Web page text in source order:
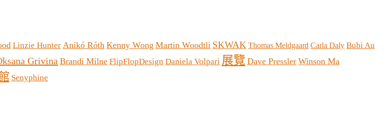
Linzie Hunter Anikó Róth Kenny Wong Martin Woodtli SKWAK Thomas Meldgaard Carla Daly Bubi Au
GrivinaBrandi Milne FlipFlopDesign Daniela Volpari 展覽 Dave Pressler Winson Ma
Senyphine